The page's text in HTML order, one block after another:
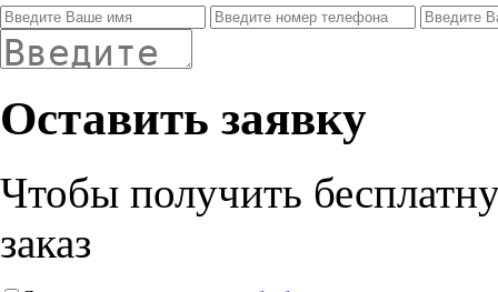
Оставить заявку
Чтобы получить
заказ